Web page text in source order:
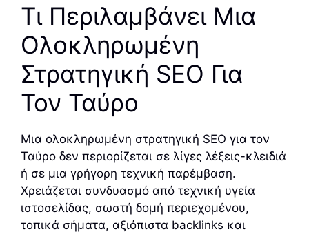
Τι Περιλαμβάνει Μια
Ολοκληρωμένη
Στρατηγική SEO Για
Τον Ταύρο
Μια ολοκληρωμένη στρατηγική SEO για τον
Ταύρο δεν περιορίζεται σε λίγες λέξεις-κλειδιά
ή σε μια γρήγορη τεχνική παρέμβαση.
Χρειάζεται συνδυασμό από τεχνική υγεία
ιστοσελίδας, σωστή δομή περιεχομένου,
τοπικά σήματα, αξιόπιστα backlinks και